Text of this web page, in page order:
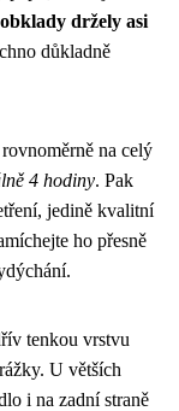
držely asi
důkladně
na celý
4 hodiny. Pak
jedině kvalitní
ho přesně
tenkou vrstvu
U větších
i na zadní straně